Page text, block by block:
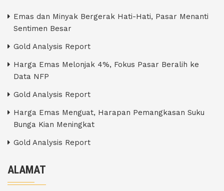
Emas dan Minyak Bergerak Hati-Hati, Pasar Menanti
Sentimen Besar
Gold Analysis Report
Harga Emas Melonjak 4%, Fokus Pasar Beralih ke
Data NFP
Gold Analysis Report
Harga Emas Menguat, Harapan Pemangkasan Suku
Bunga Kian Meningkat
Gold Analysis Report
ALAMAT